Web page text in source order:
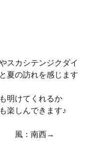
スカシテンジクダイ
夏の訪れを感じます
明けてくれるか
楽しんできます♪
　風：南西→